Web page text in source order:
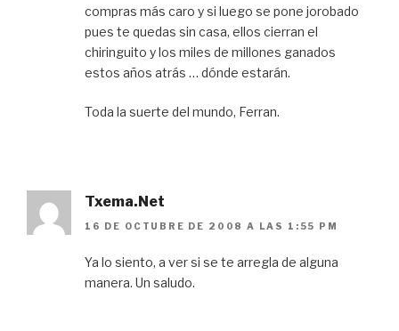
compras más caro y si luego se pone jorobado
pues te quedas sin casa, ellos cierran el
chiringuito y los miles de millones ganados
estos años atrás … dónde estarán.
Toda la suerte del mundo, Ferran.
Txema.Net
16 DE OCTUBRE DE 2008 A LAS 1:55 PM
Ya lo siento, a ver si se te arregla de alguna
manera. Un saludo.